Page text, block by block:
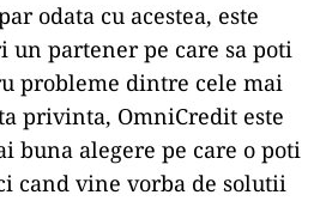
odata cu acestea, este
un partener pe care sa poti
probleme dintre cele mai
privinta, OmniCredit este
buna alegere pe care o poti
cand vine vorba de solutii